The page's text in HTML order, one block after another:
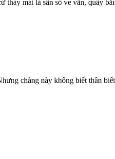
thấy mái là sấn sổ ve vãn, quây
chàng này không biết thân